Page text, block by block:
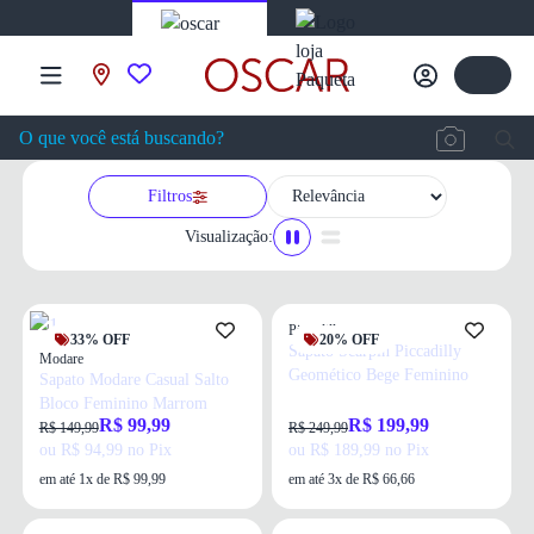
Filtros
Visualização:
33% OFF
Modare
Sapato Modare Casual Salto
Bloco Feminino Marrom
R$ 149,99R$ 99,99
ou R$ 94,99 no Pix
em até 1x de R$ 99,99
20% OFF
Piccadilly
Sapato Scarpin Piccadilly
Geomético Bege Feminino
R$ 249,99R$ 199,99
ou R$ 189,99 no Pix
em até 3x de R$ 66,66